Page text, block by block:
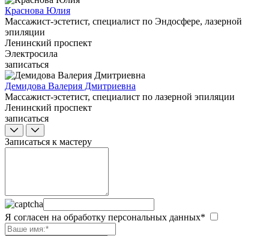
Краснова Юлия
Массажист-эстетист, специалист по Эндосфере, лазерной
эпиляции
Ленинский проспект
Электросила
записаться
Демидова Валерия Дмитриевна
Массажист-эстетист, специалист по лазерной эпиляции
Ленинский проспект
записаться
Записаться к мастеру
Я согласен на обработку персональных данных*